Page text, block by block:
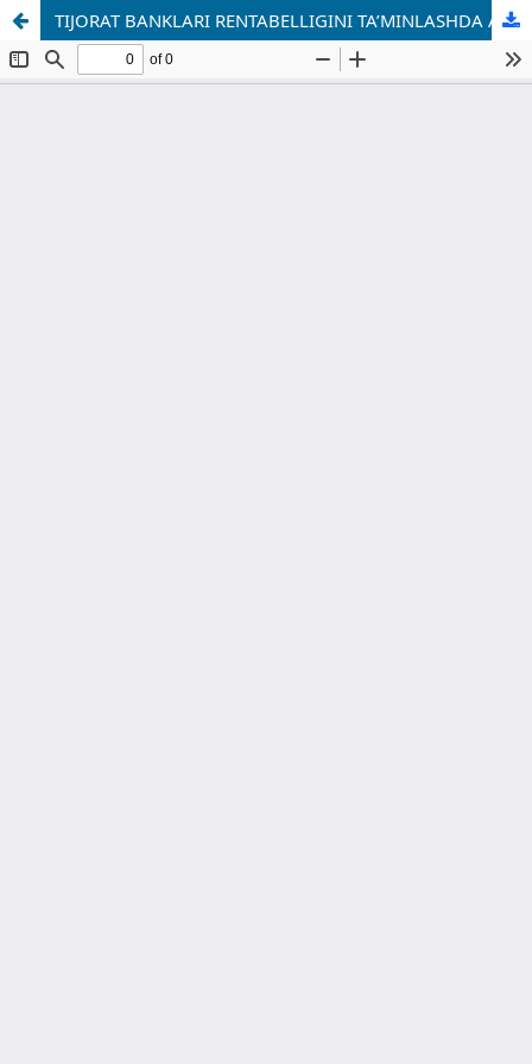
TIJORAT BANKLARI RENTABELLIGINI TA’MINLASHDA AKTIVLAR VA REGULYATIV KAPITALNING O‘RNI